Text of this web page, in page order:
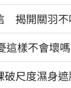
揭開關羽不
樣不會壞嗎
尺度濕身